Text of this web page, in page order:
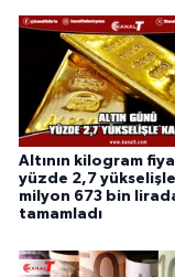
Altının kilogram
yüzde 2,7
milyon 673 bin
tamamladı